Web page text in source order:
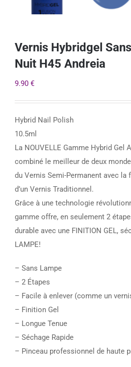
Vernis Hybridgel
Nuit H45 Andreia
9.90 €
Hybrid Nail Polish
10.5ml
La NOUVELLE Gamme Hybrid Gel
combiné le meilleur de deux
du Vernis Semi-Permanent avec la
d’un Vernis Traditionnel.
Grâce à une technologie
gamme offre, en seulement 2
durable avec une FINITION GEL,
LAMPE!
– Sans Lampe
– 2 Étapes
– Facile à enlever (comme un
– Finition Gel
– Longue Tenue
– Séchage Rapide
– Pinceau professionnel de haute